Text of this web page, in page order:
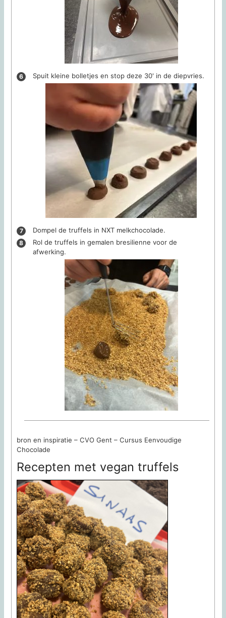
Spuit kleine bolletjes en stop deze 30' in de diepvries.
Dompel de truffels in NXT melkchocolade.
Rol de truffels in gemalen bresilienne voor de
afwerking.
bron en inspiratie – CVO Gent – Cursus Eenvoudige
Chocolade
Recepten met vegan truffels